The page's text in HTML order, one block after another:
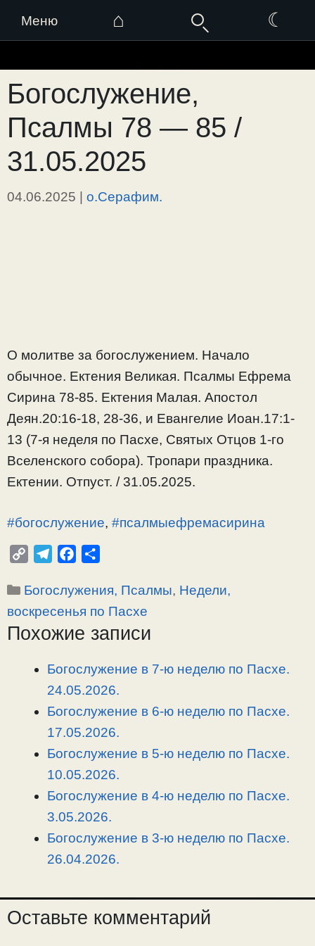
Меню ⌂ ☾
к
содержимому
Богослужение,
Псалмы 78 — 85 /
31.05.2025
04.06.2025 | о.Серафим.
О молитве за богослужением. Начало
обычное. Ектения Великая. Псалмы Ефрема
Сирина 78-85. Ектения Малая. Апостол
Деян.20:16-18, 28-36, и Евангелие Иоан.17:1-
13 (7-я неделя по Пасхе, Святых Отцов 1-го
Вселенского собора). Тропари праздника.
Ектении. Отпуст. / 31.05.2025.
#богослужение, #псалмыефремасирина
p
y
L
l
e
g
a
c
e
b
п
р
а
Рубрики
Богослужения, Псалмы, Недели,
воскресенья по Пасхе
Похожие записи
Богослужение в 7-ю неделю по Пасхе.
24.05.2026.
Богослужение в 6-ю неделю по Пасхе.
17.05.2026.
Богослужение в 5-ю неделю по Пасхе.
10.05.2026.
Богослужение в 4-ю неделю по Пасхе.
3.05.2026.
Богослужение в 3-ю неделю по Пасхе.
26.04.2026.
Оставьте комментарий